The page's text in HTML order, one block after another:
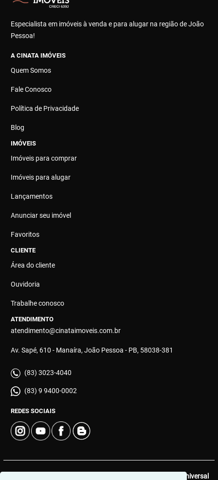
Especialista em imóveis à venda e para alugar na região de João
Pessoa!
A CINATA IMÓVEIS
Quem Somos
Fale Conosco
Política de Privacidade
Blog
IMÓVEIS
Imóveis para comprar
Imóveis para alugar
Lançamentos
Anunciar seu imóvel
Favoritos
CLIENTE
Área do cliente
Ouvidoria
Trabalhe conosco
ATENDIMENTO
atendimento@cinataimoveis.com.br
Av. Sapé, 610 - Manaíra, João Pessoa - PB, 58038-381
(83) 3023-4040
(83) 9 9400-0002
REDES SOCIAIS
Universal